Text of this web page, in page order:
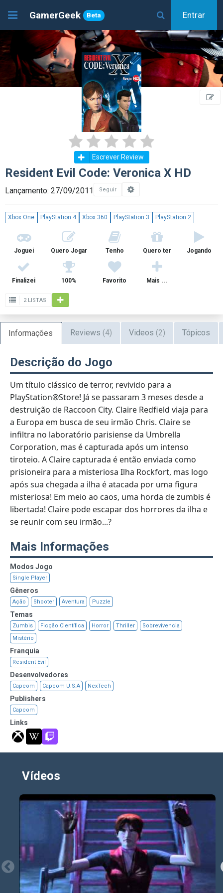
GamerGeek Beta Entrar
Escrever Review
Resident Evil Code: Veronica X HD
Lançamento: 27/09/2011 Seguir
Xbox One PlayStation 4 Xbox 360 PlayStation 3 PlayStation 2
Joguei Quero Jogar Tenho Quero ter Jogando
Finalizei 100% Favorito Mais ...
2 LISTAS
Informações Reviews (4) Videos (2) Tópicos
Descrição do Jogo
Um título clássico de terror, revivido para a
PlayStation®Store! Já se passaram 3 meses desde a
destruição de Raccoon City. Claire Redfield viaja para
a Europa em busca de seu irmão Chris. Claire se
infiltra no laboratório parisiense da Umbrella
Corporation, mas é capturada após um intenso
tiroteio. A Claire capturada é então enviada como
prisioneira para a misteriosa Ilha Rockfort, mas logo
após sua chegada a ilha é atacada por uma figura
misteriosa! Em meio ao caos, uma horda de zumbis é
libertada! Claire pode escapar dos horrores da ilha e
se reunir com seu irmão...?
Mais Informações
Modos Jogo
Single Player
Gêneros
Ação Shooter Aventura Puzzle
Temas
Zumbis Ficção Científica Horror Thriller
Sobrevivencia
Mistério
Franquia
Resident Evil
Desenvolvedores
Capcom Capcom U.S.A NexTech
Publishers
Capcom
Links
Vídeos